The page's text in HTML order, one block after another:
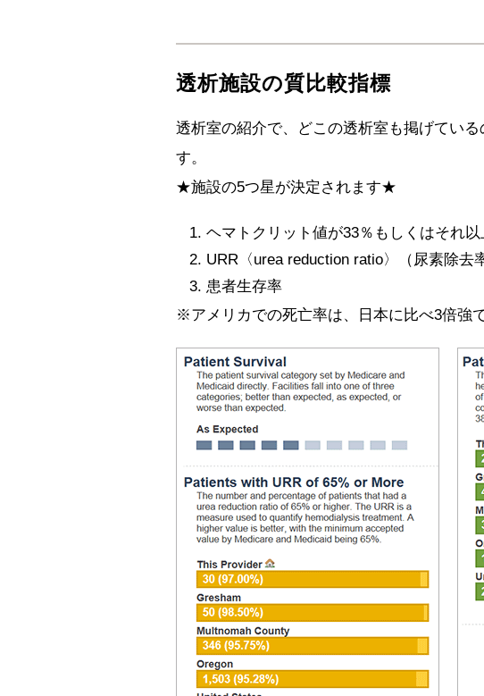
透析施設の質比較指標
透析室の紹介で、どこの透析室も掲げてい
す。
★施設の5つ星が決定されます★
ヘマトクリット値が33％もしくはそれ以
URR〈urea reduction ratio〉（尿素除去
患者生存率
※アメリカでの死亡率は、日本に比べ3倍強で